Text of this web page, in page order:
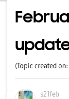
(Topic created
s21feb